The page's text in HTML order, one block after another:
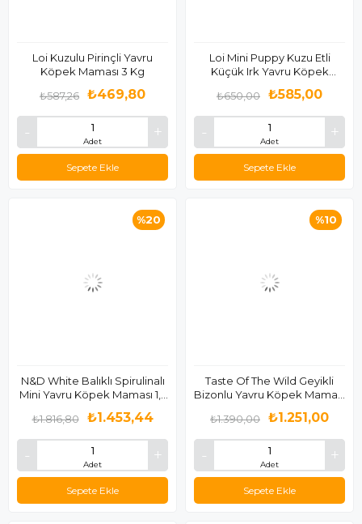
Loi Kuzulu Pirinçli Yavru
Köpek Maması 3 Kg
Adet
₺469,80
₺587,26
Sepete Ekle
Loi Mini Puppy Kuzu Etli
Küçük Irk Yavru Köpek
Adet
₺585,00
₺650,00
Sepete Ekle
N&D White Balıklı Spirulinalı
Mini Yavru Köpek Maması 1,5
Adet
₺1.453,44
₺1.816,80
Sepete Ekle
%20
Taste Of The Wild Geyikli
Bizonlu Yavru Köpek Maması
Adet
₺1.251,00
₺1.390,00
Sepete Ekle
%10